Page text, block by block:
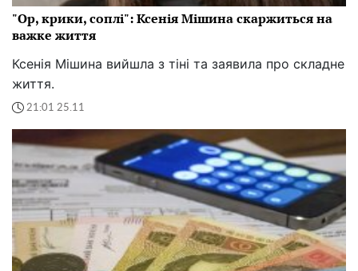
"Ор, крики, соплі": Ксенія Мішина скаржиться на
важке життя
Ксенія Мішина вийшла з тіні та заявила про складне
життя.
21:01 25.11